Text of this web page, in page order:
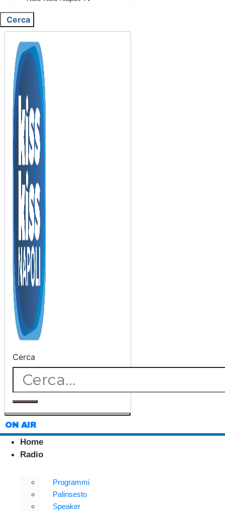
Cerca
Cerca
ON AIR
Home
Radio
Programmi
Palinsesto
Speaker